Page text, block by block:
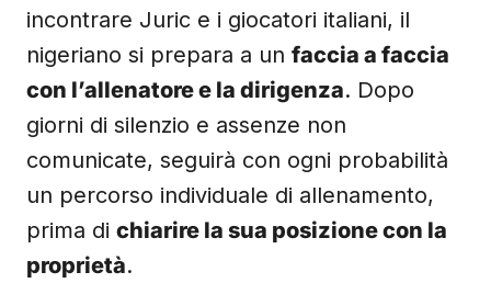
incontrare Juric e i giocatori italiani, il
nigeriano si prepara a un faccia a faccia
con l’allenatore e la dirigenza. Dopo
giorni di silenzio e assenze non
comunicate, seguirà con ogni probabilità
un percorso individuale di allenamento,
prima di chiarire la sua posizione con la
proprietà.